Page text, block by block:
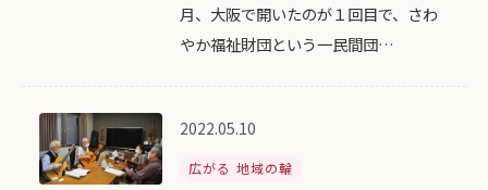
月、大阪で開いたのが１回目で、さわ
やか福祉財団という一民間団…
2022.05.10
広がる 地域の輪